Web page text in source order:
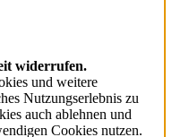
widerrufen.
und weitere
Nutzungserlebnis zu
auch ablehnen und
Cookies nutzen.